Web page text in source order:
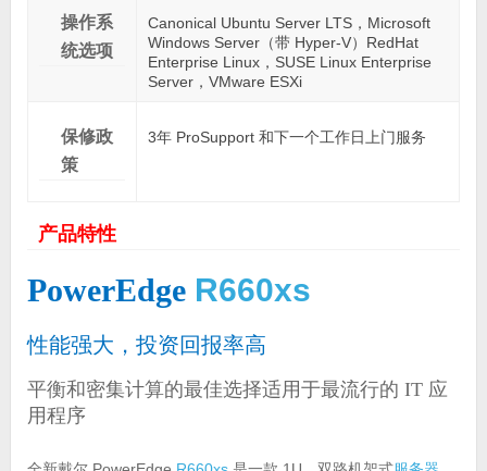
操作系
统选项
Canonical Ubuntu Server LTS，Microsoft
Windows Server（带 Hyper-V）RedHat
Enterprise Linux，SUSE Linux Enterprise
Server，VMware ESXi
保修政
策
3年 ProSupport 和下一个工作日上门服务
产品特性
PowerEdge R660xs
性能强大，投资回报率高
平衡和密集计算的最佳选择适用于最流行的 IT 应
用程序